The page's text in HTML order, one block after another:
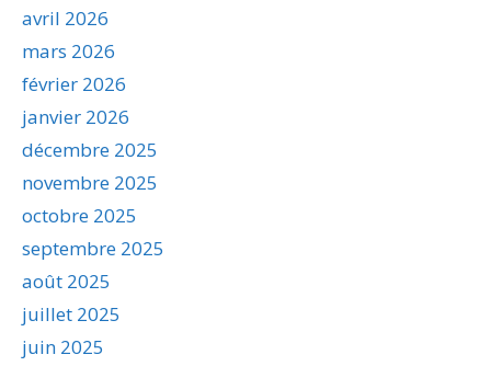
avril 2026
mars 2026
février 2026
janvier 2026
décembre 2025
novembre 2025
octobre 2025
septembre 2025
août 2025
juillet 2025
juin 2025